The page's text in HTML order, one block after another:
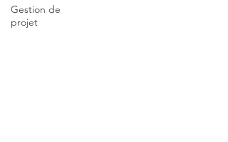
Gestion de
projet